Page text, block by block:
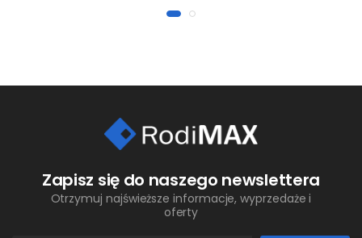
Zapisz się do naszego newslettera
Otrzymuj najświeższe informacje, wyprzedaże i
oferty